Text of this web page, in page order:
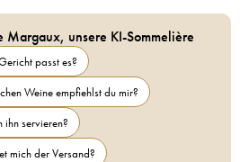
Margaux, unsere KI-Sommelière
passt es?
Weine empfiehlst du mir?
servieren?
mich der Versand?